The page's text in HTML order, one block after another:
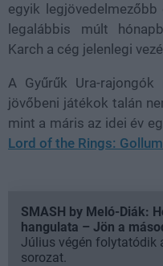
egyik
legalábbis múlt
Karch a cég jelenlegi
A Gyűrűk Ura-rajongók
jövőbeni játékok talán
mint a máris az idei év
Lord of the Rings: Gollum
SMASH by Meló-Diák:
hangulata – Jön a
Július végén folytatódik
sorozat.